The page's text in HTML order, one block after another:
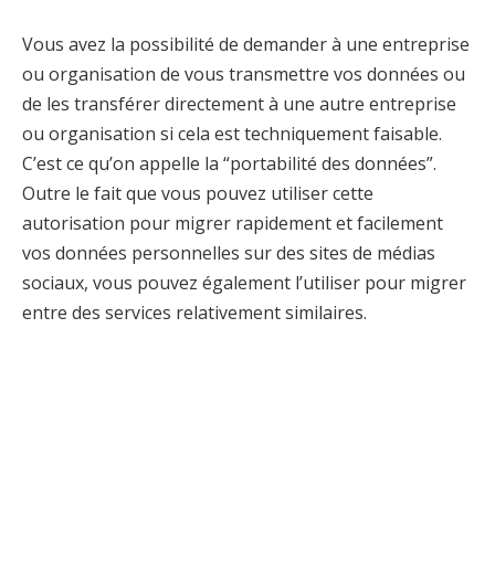
Vous avez la possibilité de demander à une entreprise
ou organisation de vous transmettre vos données ou
de les transférer directement à une autre entreprise
ou organisation si cela est techniquement faisable.
C’est ce qu’on appelle la “portabilité des données”.
Outre le fait que vous pouvez utiliser cette
autorisation pour migrer rapidement et facilement
vos données personnelles sur des sites de médias
sociaux, vous pouvez également l’utiliser pour migrer
entre des services relativement similaires.